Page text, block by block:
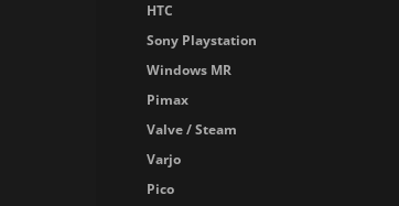
HTC
Sony Playstation
Windows MR
Pimax
Valve / Steam
Varjo
Pico